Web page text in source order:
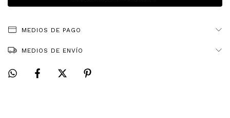
MEDIOS DE PAGO
MEDIOS DE ENVÍO